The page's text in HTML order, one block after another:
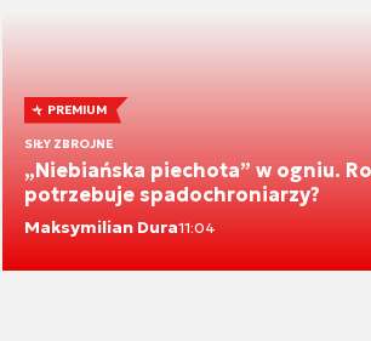
PREMIUM
SIŁY ZBROJNE
„Niebiańska piechota” w ogniu.
potrzebuje spadochroniarzy?
Maksymilian Dura11:04